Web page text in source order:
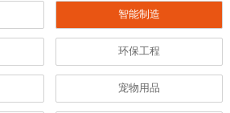
智能制造
环保工程
宠物用品